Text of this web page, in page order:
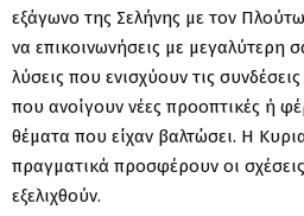
εξάγωνο της Σελήνης με τον
να επικοινωνήσεις με μεγαλύτερη
λύσεις που ενισχύουν τις
που ανοίγουν νέες προοπτικές ή
θέματα που είχαν βαλτώσει. Η
πραγματικά προσφέρουν οι
εξελιχθούν.